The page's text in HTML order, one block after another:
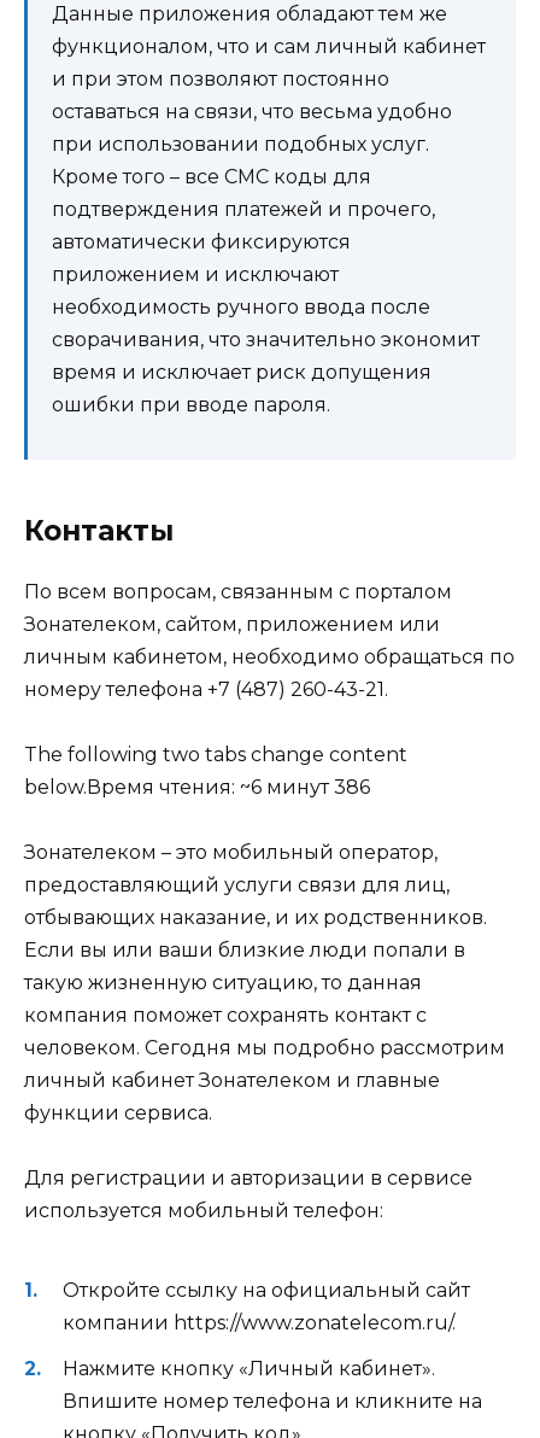
Данные приложения обладают тем же
функционалом, что и сам личный кабинет
и при этом позволяют постоянно
оставаться на связи, что весьма удобно
при использовании подобных услуг.
Кроме того – все СМС коды для
подтверждения платежей и прочего,
автоматически фиксируются
приложением и исключают
необходимость ручного ввода после
сворачивания, что значительно экономит
время и исключает риск допущения
ошибки при вводе пароля.
Контакты
По всем вопросам, связанным с порталом
Зонателеком, сайтом, приложением или
личным кабинетом, необходимо обращаться по
номеру телефона +7 (487) 260-43-21.
The following two tabs change content
below.Время чтения: ~6 минут 386
Зонателеком – это мобильный оператор,
предоставляющий услуги связи для лиц,
отбывающих наказание, и их родственников.
Если вы или ваши близкие люди попали в
такую жизненную ситуацию, то данная
компания поможет сохранять контакт с
человеком. Сегодня мы подробно рассмотрим
личный кабинет Зонателеком и главные
функции сервиса.
Для регистрации и авторизации в сервисе
используется мобильный телефон:
Откройте ссылку на официальный сайт
компании https://www.zonatelecom.ru/.
Нажмите кнопку «Личный кабинет».
Впишите номер телефона и кликните на